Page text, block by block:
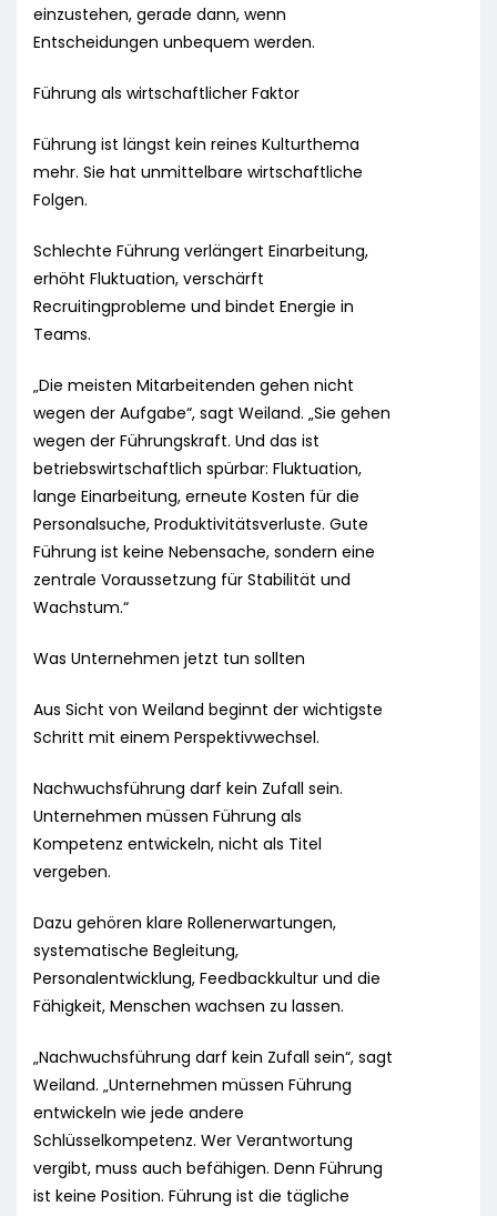
einzustehen, gerade dann, wenn
Entscheidungen unbequem werden.
Führung als wirtschaftlicher Faktor
Führung ist längst kein reines Kulturthema
mehr. Sie hat unmittelbare wirtschaftliche
Folgen.
Schlechte Führung verlängert Einarbeitung,
erhöht Fluktuation, verschärft
Recruitingprobleme und bindet Energie in
Teams.
„Die meisten Mitarbeitenden gehen nicht
wegen der Aufgabe“, sagt Weiland. „Sie gehen
wegen der Führungskraft. Und das ist
betriebswirtschaftlich spürbar: Fluktuation,
lange Einarbeitung, erneute Kosten für die
Personalsuche, Produktivitätsverluste. Gute
Führung ist keine Nebensache, sondern eine
zentrale Voraussetzung für Stabilität und
Wachstum.“
Was Unternehmen jetzt tun sollten
Aus Sicht von Weiland beginnt der wichtigste
Schritt mit einem Perspektivwechsel.
Nachwuchsführung darf kein Zufall sein.
Unternehmen müssen Führung als
Kompetenz entwickeln, nicht als Titel
vergeben.
Dazu gehören klare Rollenerwartungen,
systematische Begleitung,
Personalentwicklung, Feedbackkultur und die
Fähigkeit, Menschen wachsen zu lassen.
„Nachwuchsführung darf kein Zufall sein“, sagt
Weiland. „Unternehmen müssen Führung
entwickeln wie jede andere
Schlüsselkompetenz. Wer Verantwortung
vergibt, muss auch befähigen. Denn Führung
ist keine Position. Führung ist die tägliche